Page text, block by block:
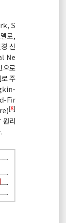
S
로,
신
Ne
로
주
Fir
[8]
원리